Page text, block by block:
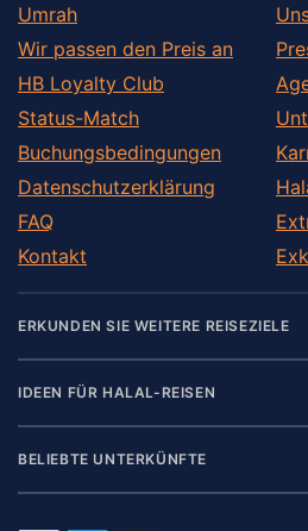
Umrah
Wir passen den Preis an
HB Loyalty Club
Status-Match
Buchungsbedingungen
Datenschutzerklärung
FAQ
Kontakt
ERKUNDEN SIE WEITERE REISEZIELE
IDEEN FÜR HALAL-REISEN
BELIEBTE UNTERKÜNFTE